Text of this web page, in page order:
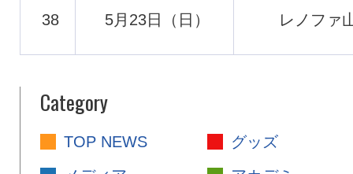
38 5月23日（日） レノファ
Category
TOP NEWS
グッズ